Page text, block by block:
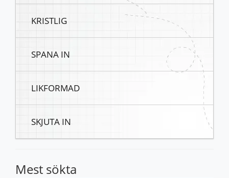
KRISTLIG
SPANA IN
LIKFORMAD
SKJUTA IN
Mest sökta